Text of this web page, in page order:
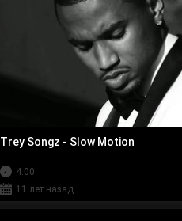
Trey Songz - Slow Motion
4:00
11 лет назад